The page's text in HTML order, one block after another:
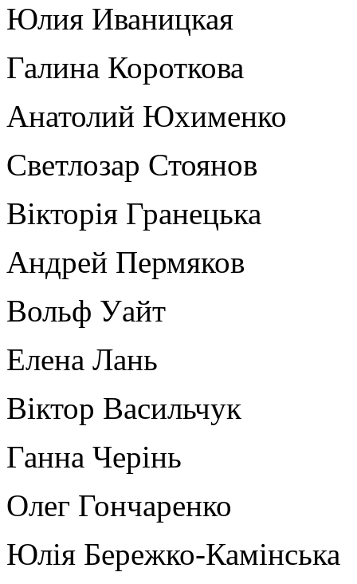
Юлия Иваницкая
Галина Короткова
Анатолий Юхименко
Светлозар Стоянов
Вікторія Гранецька
Андрей Пермяков
Вольф Уайт
Елена Лань
Віктор Васильчук
Ганна Черінь
Олег Гончаренко
Юлія Бережко-Камінська